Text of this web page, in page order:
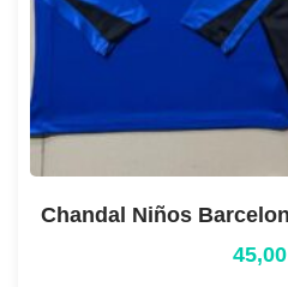
Chandal Niños
45,00